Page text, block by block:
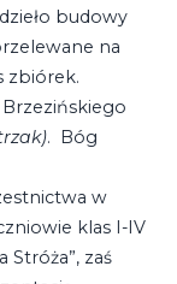
budowy
na
zbiórek.
. Bóg
w
klas I-IV
Stróża”, zaś